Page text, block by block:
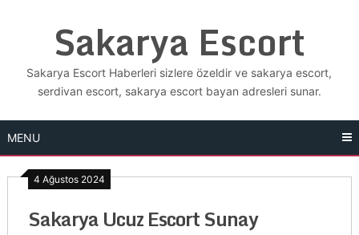
Sakarya Escort
Sakarya Escort Haberleri sizlere özeldir ve sakarya escort,
serdivan escort, sakarya escort bayan adresleri sunar.
MENU
4 Ağustos 2024
Sakarya Ucuz Escort Sunay